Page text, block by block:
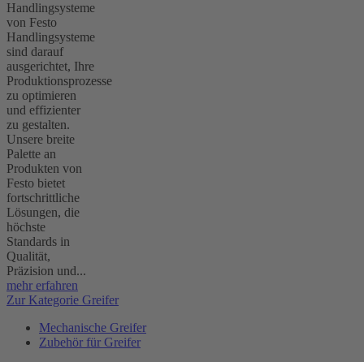
Handlingsysteme
von Festo
Handlingsysteme
sind darauf
ausgerichtet, Ihre
Produktionsprozesse
zu optimieren
und effizienter
zu gestalten.
Unsere breite
Palette an
Produkten von
Festo bietet
fortschrittliche
Lösungen, die
höchste
Standards in
Qualität,
Präzision und...
mehr erfahren
Zur Kategorie Greifer
Mechanische Greifer
Zubehör für Greifer